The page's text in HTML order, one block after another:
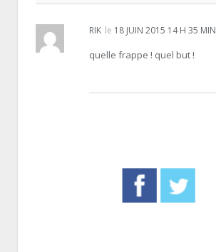
RIK le 18 JUIN 2015 14 H 35 MIN
quelle frappe ! quel but !